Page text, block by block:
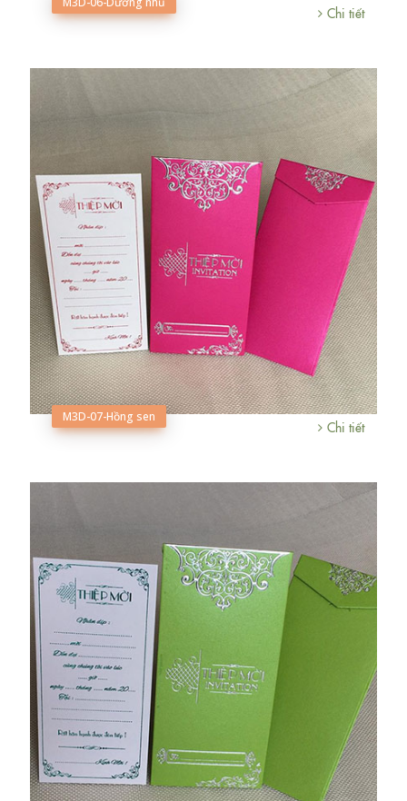
Chi tiết
M3D-07-Hồng sen
Chi tiết